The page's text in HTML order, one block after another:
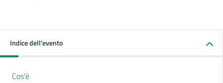
Indice dell'evento
Cos'è